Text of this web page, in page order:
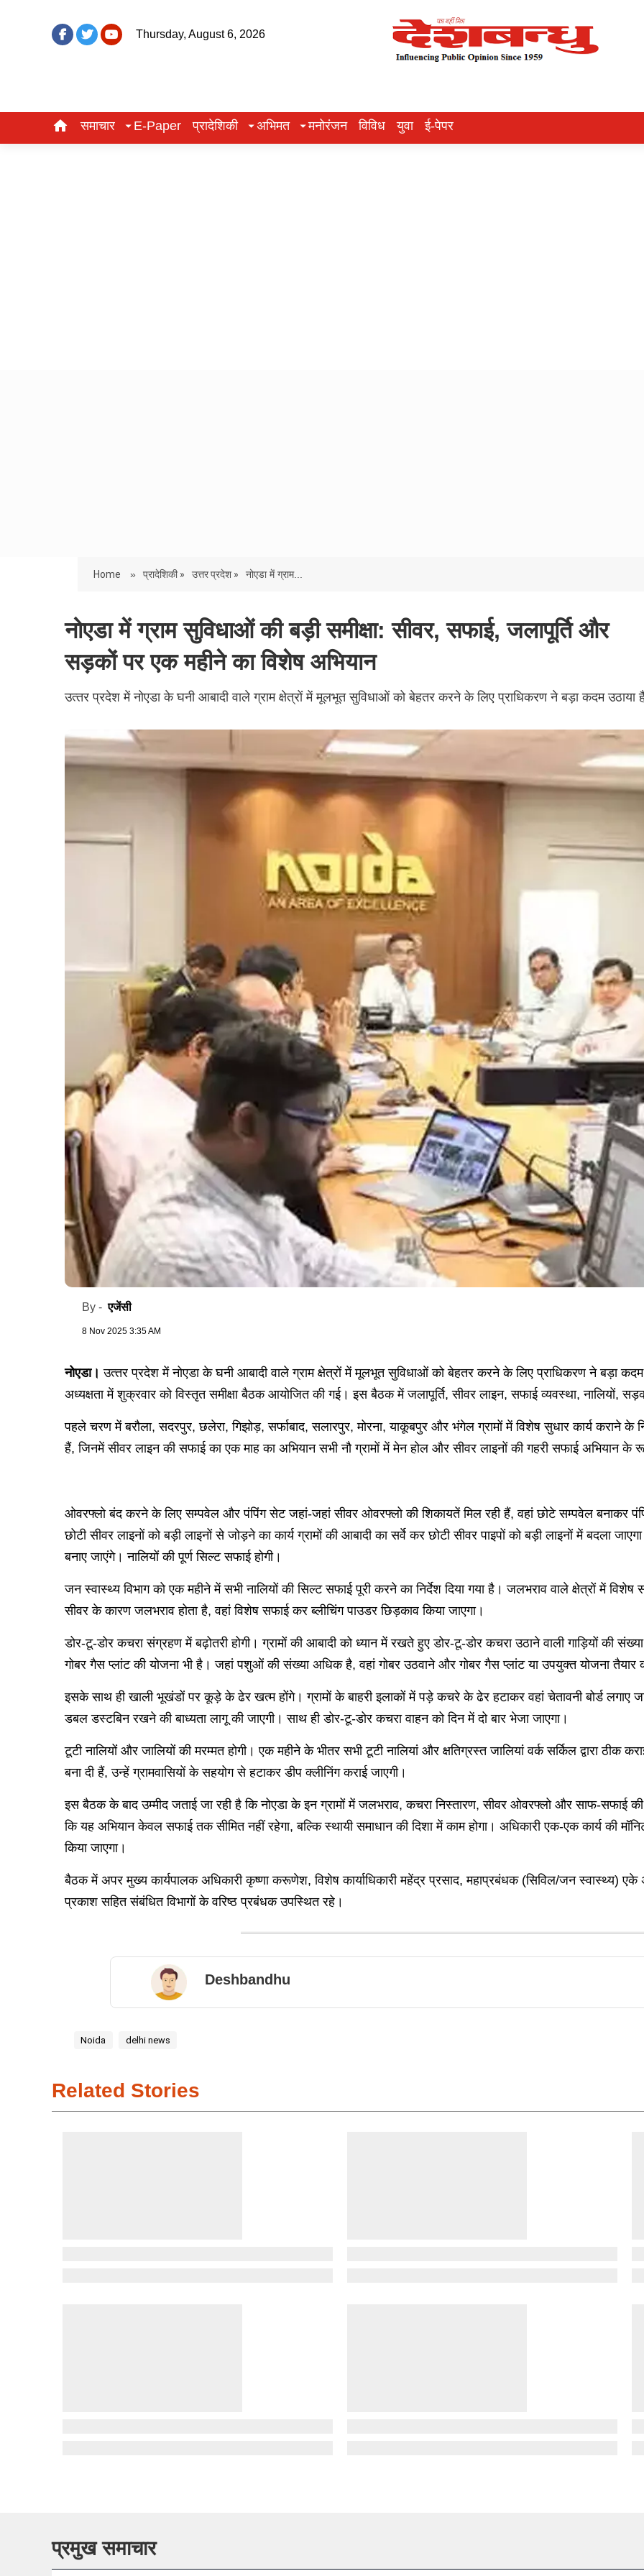
Thursday, August 6, 2026
समाचार E-Paper प्रादेशिकी अभिमत मनोरंजन विविध युवा ई-पेपर
Home » प्रादेशिकी » उत्तर प्रदेश » नोएडा में ग्राम...
नोएडा में ग्राम सुविधाओं की बड़ी समीक्षा: सीवर, सफाई, जलापूर्ति और
सड़कों पर एक महीने का विशेष अभियान
उत्‍तर प्रदेश में नोएडा के घनी आबादी वाले ग्राम क्षेत्रों में मूलभूत सुविधाओं को बेहतर करने के लिए प्राधिकरण ने बड़ा कदम उठाया
By -एजेंसी
8 Nov 2025 3:35 AM
नोएडा। उत्‍तर प्रदेश में नोएडा के घनी आबादी वाले ग्राम क्षेत्रों में मूलभूत सुविधाओं को बेहतर करने के लिए प्राधिकरण ने बड़ा
अध्यक्षता में शुक्रवार को विस्तृत समीक्षा बैठक आयोजित की गई। इस बैठक में जलापूर्ति, सीवर लाइन, सफाई व्यवस्था, नालियों,
पहले चरण में बरौला, सदरपुर, छलेरा, गिझोड़, सर्फाबाद, सलारपुर, मोरना, याकूबपुर और भंगेल ग्रामों में विशेष सुधार कार्य कराने के
हैं, जिनमें सीवर लाइन की सफाई का एक माह का अभियान सभी नौ ग्रामों में मेन होल और सीवर लाइनों की गहरी सफाई अभियान के
ओवरफ्लो बंद करने के लिए सम्पवेल और पंपिंग सेट जहां-जहां सीवर ओवरफ्लो की शिकायतें मिल रही हैं, वहां छोटे सम्पवेल बनाकर
छोटी सीवर लाइनों को बड़ी लाइनों से जोड़ने का कार्य ग्रामों की आबादी का सर्वे कर छोटी सीवर पाइपों को बड़ी लाइनों में बदला
बनाए जाएंगे। नालियों की पूर्ण सिल्ट सफाई होगी।
जन स्वास्थ्य विभाग को एक महीने में सभी नालियों की सिल्ट सफाई पूरी करने का निर्देश दिया गया है। जलभराव वाले क्षेत्रों में विशेष
सीवर के कारण जलभराव होता है, वहां विशेष सफाई कर ब्लीचिंग पाउडर छिड़काव किया जाएगा।
डोर-टू-डोर कचरा संग्रहण में बढ़ोतरी होगी। ग्रामों की आबादी को ध्यान में रखते हुए डोर-टू-डोर कचरा उठाने वाली गाड़ियों की
गोबर गैस प्लांट की योजना भी है। जहां पशुओं की संख्या अधिक है, वहां गोबर उठवाने और गोबर गैस प्लांट या उपयुक्त योजना तैयार
इसके साथ ही खाली भूखंडों पर कूड़े के ढेर खत्म होंगे। ग्रामों के बाहरी इलाकों में पड़े कचरे के ढेर हटाकर वहां चेतावनी बोर्ड लगाए
डबल डस्टबिन रखने की बाध्यता लागू की जाएगी। साथ ही डोर-टू-डोर कचरा वाहन को दिन में दो बार भेजा जाएगा।
टूटी नालियों और जालियों की मरम्मत होगी। एक महीने के भीतर सभी टूटी नालियां और क्षतिग्रस्त जालियां वर्क सर्किल द्वारा ठीक
बना दी हैं, उन्हें ग्रामवासियों के सहयोग से हटाकर डीप क्लीनिंग कराई जाएगी।
इस बैठक के बाद उम्मीद जताई जा रही है कि नोएडा के इन ग्रामों में जलभराव, कचरा निस्तारण, सीवर ओवरफ्लो और साफ-सफाई की
कि यह अभियान केवल सफाई तक सीमित नहीं रहेगा, बल्कि स्थायी समाधान की दिशा में काम होगा। अधिकारी एक-एक कार्य की
किया जाएगा।
बैठक में अपर मुख्य कार्यपालक अधिकारी कृष्णा करूणेश, विशेष कार्याधिकारी महेंद्र प्रसाद, महाप्रबंधक (सिविल/जन स्वास्थ्य)
प्रकाश सहित संबंधित विभागों के वरिष्ठ प्रबंधक उपस्थित रहे।
Deshbandhu
Noida delhi news
Related Stories
प्रमुख समाचार